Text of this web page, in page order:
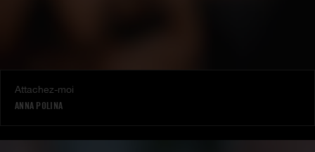
Attachez-moi
ANNA POLINA